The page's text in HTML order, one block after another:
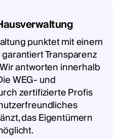
punktet mit einem
Transparenz
antworten innerhalb
WEG- und
zertifizierte Profis
das Eigentümern